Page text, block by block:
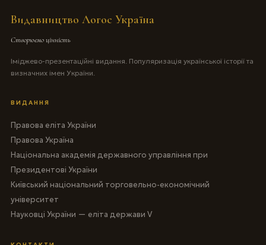
Видавництво Логос Україна
Створюємо цінність
Іміджево-презентаційні видання. Популяризація української історії та
визначних імен України.
ВИДАННЯ
Правова еліта України
Правова Україна
Національна академія державного управління при
Президентові України
Київський національний торговельно-економічний
університет
Науковці України — еліта держави V